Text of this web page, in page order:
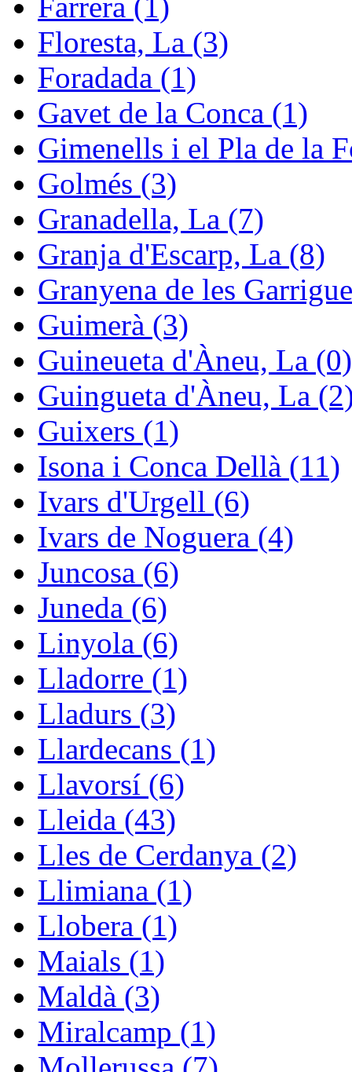
Farrera (1)
Floresta, La (3)
Foradada (1)
Gavet de la Conca (1)
Gimenells i el Pla de la
Golmés (3)
Granadella, La (7)
Granja d'Escarp, La (8)
Granyena de les
Guimerà (3)
Guineueta d'Àneu, La (0)
Guingueta d'Àneu, La
Guixers (1)
Isona i Conca Dellà (11)
Ivars d'Urgell (6)
Ivars de Noguera (4)
Juncosa (6)
Juneda (6)
Linyola (6)
Lladorre (1)
Lladurs (3)
Llardecans (1)
Llavorsí (6)
Lleida (43)
Lles de Cerdanya (2)
Llimiana (1)
Llobera (1)
Maials (1)
Maldà (3)
Miralcamp (1)